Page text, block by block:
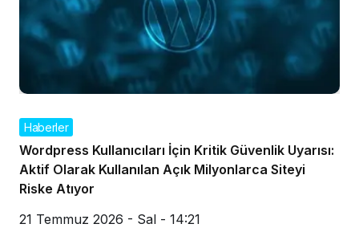
Haberler
Wordpress Kullanıcıları İçin Kritik Güvenlik Uyarısı:
Aktif Olarak Kullanılan Açık Milyonlarca Siteyi
Riske Atıyor
21 Temmuz 2026 - Sal - 14:21